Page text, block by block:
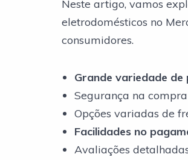
Neste artigo, vamos
eletrodomésticos no
consumidores.
Grande variedade
Segurança na
Opções variadas de
Facilidades no
Avaliações